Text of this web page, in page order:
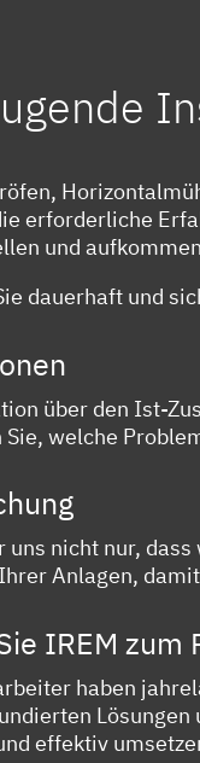
erforderliche
und
dauerhaft und
über den Ist-
welche
uns nicht nur,
Anlagen,
IREM zum
haben
effektiv